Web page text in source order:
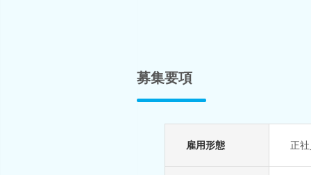
募集要項
雇用形態 正